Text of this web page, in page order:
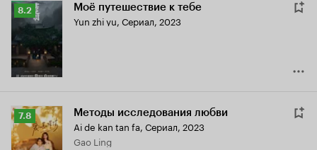
Рейтинг
Кинопоиска
8.2
8.2 Моё путешествие к тебе
Yun zhi yu, Сериал, 2023
Рейтинг
Кинопоиска
7.8
7.8 Методы исследования любви
Ai de kan tan fa, Сериал, 2023
Gao Ling